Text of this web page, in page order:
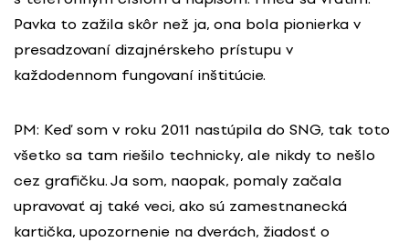
Pavka to zažila skôr než ja, ona bola pionierka v
presadzovaní dizajnérskeho prístupu v
každodennom fungovaní inštitúcie.
PM: Keď som v roku 2011 nastúpila do SNG, tak toto
všetko sa tam riešilo technicky, ale nikdy to nešlo
cez grafičku. Ja som, naopak, pomaly začala
upravovať aj také veci, ako sú zamestnanecká
kartička, upozornenie na dverách, žiadosť o